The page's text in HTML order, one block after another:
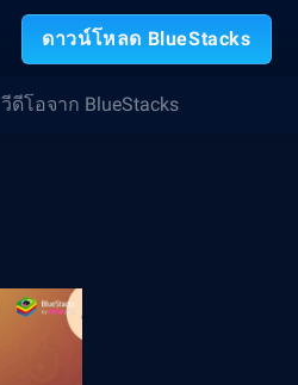
ดาวน์โหลด BlueStacks
วีดีโอจาก BlueStacks